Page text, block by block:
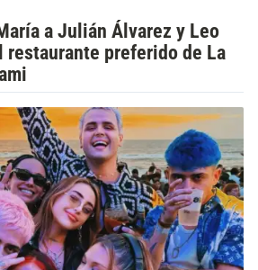
a Julián Álvarez y Leo
restaurante preferido de La